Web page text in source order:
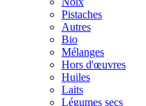
Pistaches
Autres
Bio
Mélanges
Hors d'œuvres
Huiles
Laits
Légumes secs